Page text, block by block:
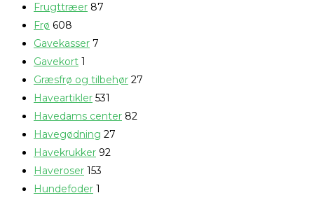
Frugttræer 87
Frø 608
Gavekasser 7
Gavekort 1
Græsfrø og tilbehør 27
Haveartikler 531
Havedams center 82
Havegødning 27
Havekrukker 92
Haveroser 153
Hundefoder 1